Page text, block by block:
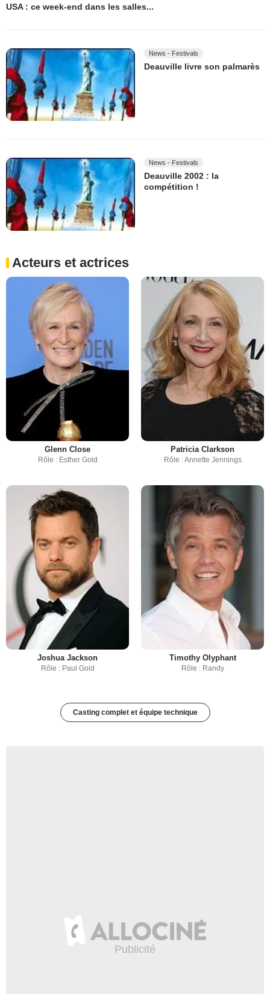
USA : ce week-end dans les salles...
News - Festivals
Deauville livre son palmarès
News - Festivals
Deauville 2002 : la
compétition !
Acteurs et actrices
Glenn Close
Rôle : Esther Gold
Patricia Clarkson
Rôle : Annette Jennings
Joshua Jackson
Rôle : Paul Gold
Timothy Olyphant
Rôle : Randy
Casting complet et équipe technique